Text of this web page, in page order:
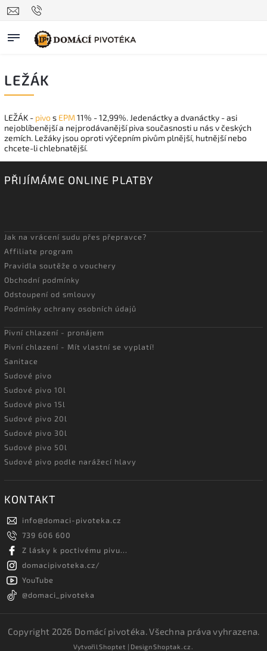
LEŽÁK
LEŽÁK - pivos EPM11% - 12,99%. Jedenáctky a dvanáctky - asi
nejoblíbenější a nejprodávanější piva současnosti u nás v českých
zemích. Ležáky jsou oproti výčepním pivům plnější, hutnější nebo
chcete-li chlebnatější.
PŘIJÍMÁME ONLINE PLATBY
Jak na vrácení sudu přes přepravce?
Affiliate program
Pravidla soutěže o vouchery
Obchodní podmínky
Odstoupení od smlouvy
Podmínky ochrany osobních údajů
Pivní chlazení - pronájem
Pivní chlazení - Mít vlastní se vyplatí!
Sanitace
Sudové pivo
Sudové pivo 10l
Sudové pivo 15l
Sudové pivo 20l
Sudové pivo 30l
Sudové pivo 50l
Sudové pivo podle narážecí hlavy
KONTAKT
info@domaci-pivoteka.cz
739 606 600
Z lásky k poctivému pivu...
domacipivoteka.cz/
YouTube
@domaci_pivoteka
Copyright 2026 Domácí pivotéka. Všechna práva vyhrazena.
VytvořilShoptet | DesignShoptak.cz.